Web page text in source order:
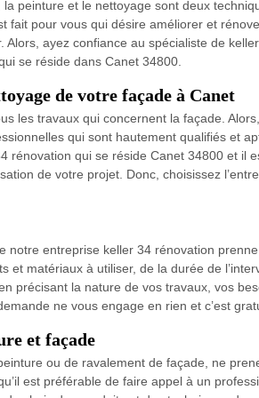
peinture et le nettoyage sont deux
pour vous qui désire améliorer et
ayez confiance au spécialiste de
se réside dans Canet 34800.
de votre façade à Canet
les travaux qui concernent la façade.
qui sont hautement qualifiés et
rénovation qui se réside Canet 34800 et il
de votre projet. Donc, choisissez
entreprise keller 34 rénovation
matériaux à utiliser, de la durée de
précisant la nature de vos travaux, vos
ne vous engage en rien et c’est
et façade
ou de ravalement de façade, ne
est préférable de faire appel à un